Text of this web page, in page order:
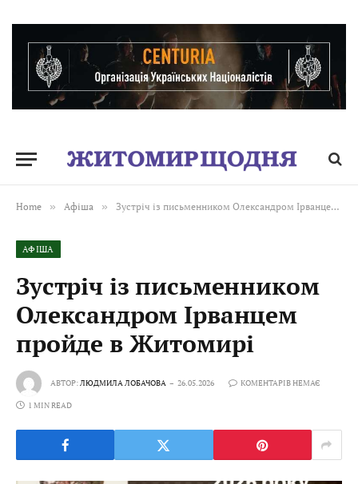
Home » Афіша » Зустріч із письменником Олександром Ірванцем пройде в Житомирі
АФІША
Зустріч із письменником
Олександром Ірванцем
пройде в Житомирі
АВТОР:ЛЮДМИЛА ЛОБАЧОВА 26.05.2026 КОМЕНТАРІВ НЕМАЄ
1 MIN READ